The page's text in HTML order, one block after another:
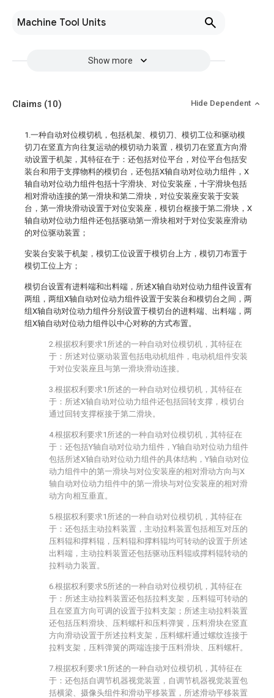
Machine Tool Units
Show more
Claims (10) Hide Dependent
1.一种自动对位模切机，包括机架、模切刀、模切工位和驱动模
切刀在竖直方向往复运动的模切动力装置，模切刀在竖直方向滑
动设置于机架，其特征在于：还包括对位平台，对位平台包括安
装台和用于支撑物料的模切台，还包括X轴自动对位动力组件，X
轴自动对位动力组件包括十字滑块、对位安装座，十字滑块包括
相对滑动连接的第一滑块和第二滑块，对位安装座安装于安装
台，第一滑块滑动设置于对位安装座，模切台枢接于第二滑块，X
轴自动对位动力组件还包括驱动第一滑块相对于对位安装座滑动
的对位驱动装置；
安装台安装于机架，模切工位设置于模切台上方，模切刀布置于
模切工位上方；
模切台设置有进料端和出料端，所述X轴自动对位动力组件设置有
两组，两组X轴自动对位动力组件设置于安装台和模切台之间，两
组X轴自动对位动力组件分别设置于模切台的进料端、出料端，两
组X轴自动对位动力组件以中心对称的方式布置。
2.根据权利要求1所述的一种自动对位模切机，其特征在
于：所述对位驱动装置包括电动机组件，电动机组件安装
于对位安装座且与第一滑块滑动连接。
3.根据权利要求1所述的一种自动对位模切机，其特征在
于：所述X轴自动对位动力组件还包括回转支撑，模切台
通过回转支撑枢接于第二滑块。
4.根据权利要求1所述的一种自动对位模切机，其特征在
于：还包括Y轴自动对位动力组件，Y轴自动对位动力组件
包括所述X轴自动对位动力组件的具体结构，Y轴自动对位
动力组件中的第一滑块与对位安装座的相对滑动方向与X
轴自动对位动力组件中的第一滑块与对位安装座的相对滑
动方向相互垂直。
5.根据权利要求1所述的一种自动对位模切机，其特征在
于：还包括主动拉料装置，主动拉料装置包括相互对压的
压料辊和撑料辊，压料辊和撑料辊均可转动的设置于所述
出料端，主动拉料装置还包括驱动压料辊或撑料辊转动的
拉料动力装置。
6.根据权利要求5所述的一种自动对位模切机，其特征在
于：所述主动拉料装置还包括拉料支架，压料辊可转动的
且在竖直方向可调的设置于拉料支架；所述主动拉料装置
还包括压料滑块、压料螺杆和压料弹簧，压料滑块在竖直
方向滑动设置于所述拉料支架，压料螺杆通过螺纹连接于
拉料支架，压料弹簧的两端连接于压料滑块、压料螺杆。
7.根据权利要求1所述的一种自动对位模切机，其特征在
于：还包括自调节机器视觉装置，自调节机器视觉装置包
括横梁、摄像头组件和滑动平移装置，所述滑动平移装置